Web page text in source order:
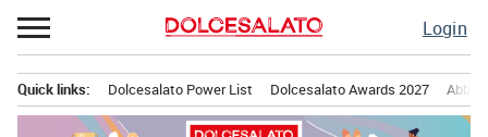
Passa
al
Login
principale
Quick links: Dolcesalato Power List Dolcesalato Awards 2027